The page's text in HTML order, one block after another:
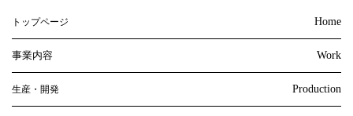
トップページ Home
事業内容 Work
生産・開発 Production